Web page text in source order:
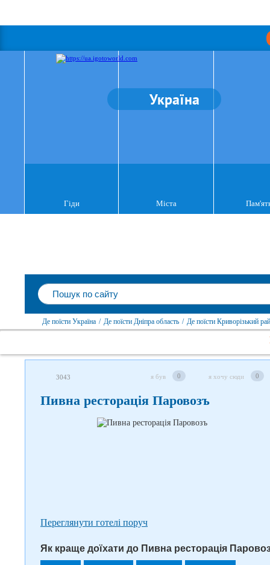
Україна
Гіди Міста
Де поїсти Україна / Де поїсти Дніпра область / Де поїсти Криворізький
3043 я був 0 я хочу сюди 0
Пивна ресторація Паровозъ
Переглянути готелі поруч
Як краще доїхати до Пивна ресторація
Слідкуйте за нами в соцмережах